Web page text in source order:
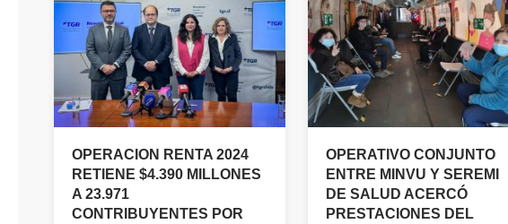
OPERACION RENTA 2024
RETIENE $4.390 MILLONES
A 23.971
CONTRIBUYENTES POR
OPERATIVO CONJUNTO
ENTRE MINVU Y SEREMI
DE SALUD ACERCÓ
PRESTACIONES DEL